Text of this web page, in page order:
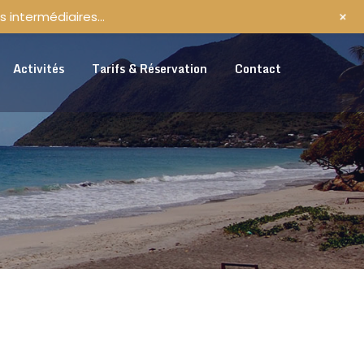
Activités Tarifs & Réservation Contact
intermédiaires… +